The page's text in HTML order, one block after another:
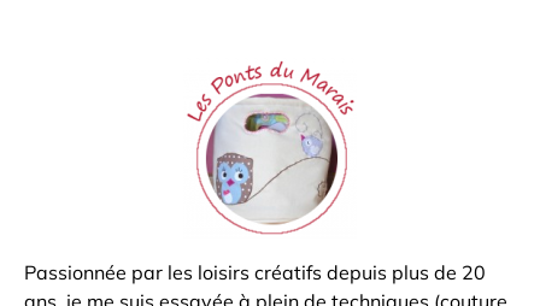
Passionnée par les loisirs créatifs depuis plus de 20